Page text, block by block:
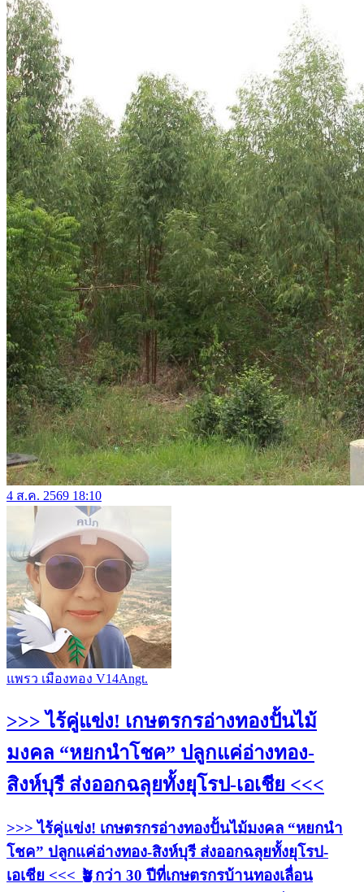
4 ส.ค. 2569 18:10
แพรว เมืองทอง V14Angt.
>>> ไร้คู่แข่ง! เกษตรกรอ่างทองปั้นไม้
มงคล “หยกนำโชค” ปลูกแค่อ่างทอง-
สิงห์บุรี ส่งออกฉลุยทั้งยุโรป-เอเชีย <<<
>>> ไร้คู่แข่ง! เกษตรกรอ่างทองปั้นไม้มงคล “หยกนำ
โชค” ปลูกแค่อ่างทอง-สิงห์บุรี ส่งออกฉลุยทั้งยุโรป-
เอเชีย <<< 🪴กว่า 30 ปีที่เกษตรกรบ้านทองเลื่อน